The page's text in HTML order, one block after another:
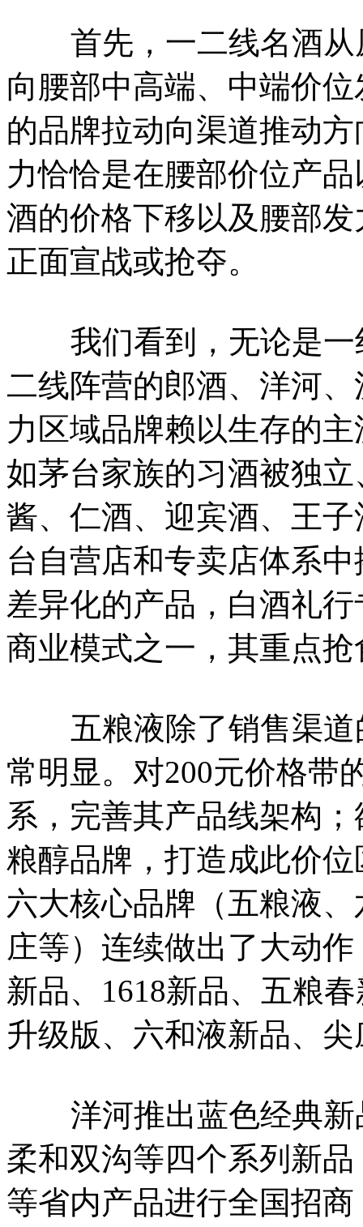
首先，一二线名酒从
向腰部中高端、中端价
的品牌拉动向渠道推动
力恰恰是在腰部价位产
酒的价格下移以及腰部
正面宣战或抢夺。
我们看到，无论是一
二线阵营的郎酒、洋河
力区域品牌赖以生存的
如茅台家族的习酒被独
酱、仁酒、迎宾酒、王
台自营店和专卖店体系
差异化的产品，白酒礼
商业模式之一，其重点
五粮液除了销售渠道
常明显。对200元价格带
系，完善其产品线架构
粮醇品牌，打造成此价
六大核心品牌（五粮液
庄等）连续做出了大动
新品、1618新品、五粮
升级版、六和液新品、
洋河推出蓝色经典新
柔和双沟等四个系列新
等省内产品进行全国招